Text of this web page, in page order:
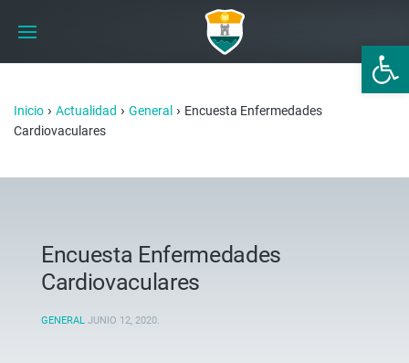
Abrir
Inicio › Actualidad › General › Encuesta Enfermedades
Cardiovaculares
Encuesta Enfermedades
Cardiovaculares
GENERAL JUNIO 12, 2020.